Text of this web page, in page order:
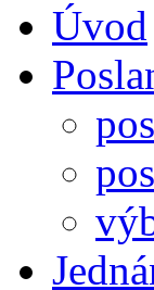
Úvod